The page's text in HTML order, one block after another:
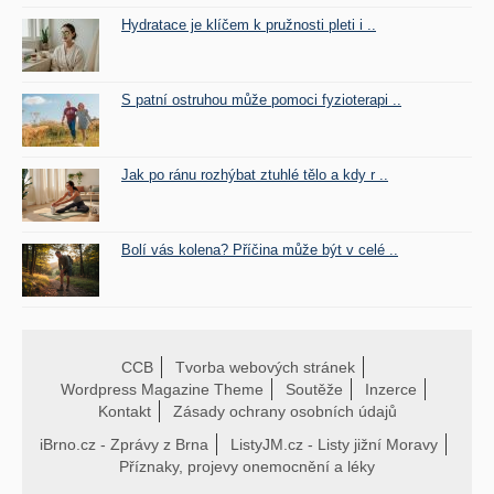
Hydratace je klíčem k pružnosti pleti i ..
S patní ostruhou může pomoci fyzioterapi ..
Jak po ránu rozhýbat ztuhlé tělo a kdy r ..
Bolí vás kolena? Příčina může být v celé ..
CCB
Tvorba webových stránek
Wordpress Magazine Theme
Soutěže
Inzerce
Kontakt
Zásady ochrany osobních údajů
iBrno.cz - Zprávy z Brna
ListyJM.cz - Listy jižní Moravy
Příznaky, projevy onemocnění a léky